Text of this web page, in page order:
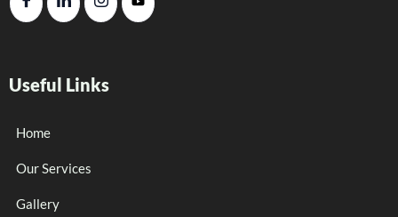
Useful Links
Home
Our Services
Gallery